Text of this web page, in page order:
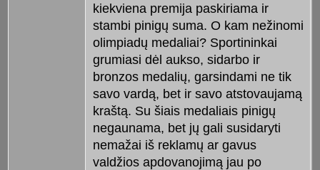
kiekviena premija paskiriama ir
stambi pinigų suma. O kam nežinomi
olimpiadų medaliai? Sportininkai
grumiasi dėl aukso, sidarbo ir
bronzos medalių, garsindami ne tik
savo vardą, bet ir savo atstovaujamą
kraštą. Su šiais medaliais pinigų
negaunama, bet jų gali susidaryti
nemažai iš reklamų ar gavus
valdžios apdovanojimą jau po